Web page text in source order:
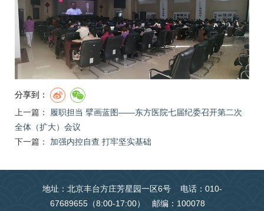
分享到：
上一篇：
履职担当 擘画蓝图——东方医院七届纪委召开第二次
全体（扩大）会议
下一篇：
加强内控自查 打牢坚实基础
地址：北京丰台方庄芳星园一区6号 电话：010-
67689655（8:00-17:00） 邮编：100078